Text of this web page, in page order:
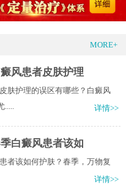
MORE+
风患者皮肤护理
肤护理的误区有哪些？白癜风
.....
详情>>
白癜风患者该如
者该如何护肤？​春季，万物复
详情>>